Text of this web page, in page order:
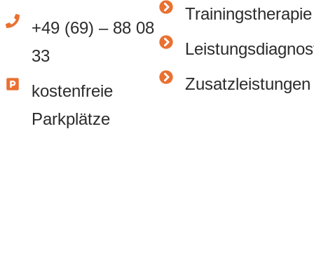
+49 (69) – 88 08
33
kostenfreie
Parkplätze
Trainingstherapie
Zusatzleistungen